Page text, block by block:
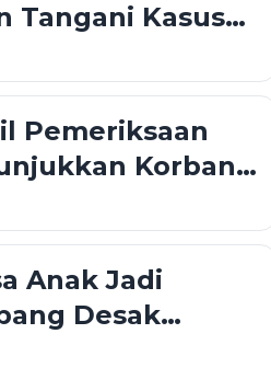
Tangani Kasus
Pemeriksaan
Korban
di Sampang
Anak Jadi
Desak
Sistem